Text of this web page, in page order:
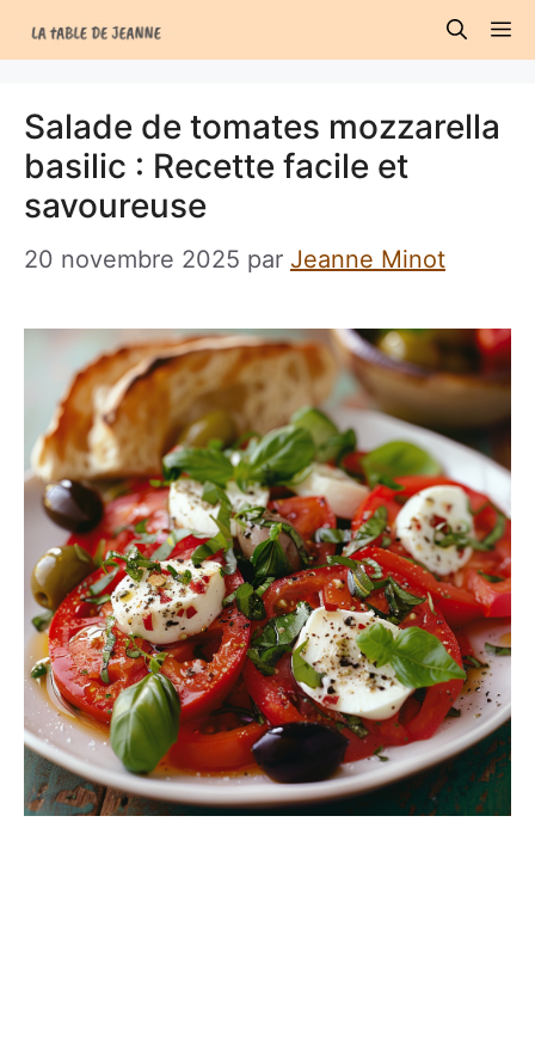
au
Salade de tomates mozzarella
basilic : Recette facile et
savoureuse
20 novembre 2025 par Jeanne Minot